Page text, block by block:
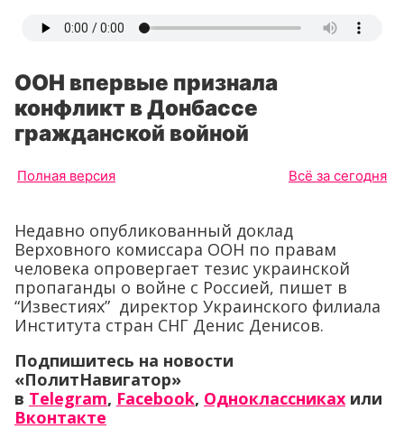
ООН впервые признала
конфликт в Донбассе
гражданской войной
Полная версия Всё за сегодня
Недавно опубликованный доклад
Верховного комиссара ООН по правам
человека опровергает тезис украинской
пропаганды о войне с Россией, пишет в
“Известиях” директор Украинского филиала
Института стран СНГ Денис Денисов.
Подпишитесь на новости
«ПолитНавигатор»
в Telegram, Facebook, Одноклассниках или
Вконтакте